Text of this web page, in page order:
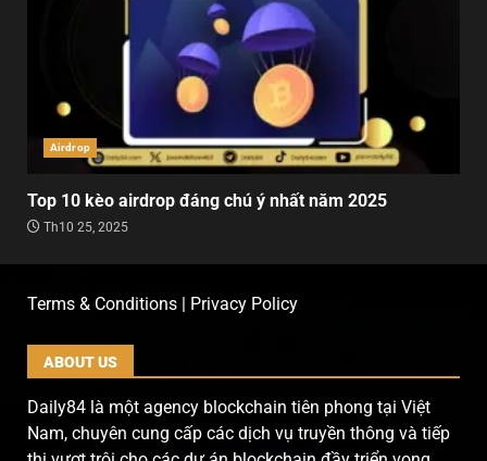
Airdrop
Top 10 kèo airdrop đáng chú ý nhất năm 2025
Th10 25, 2025
Terms & Conditions | Privacy Policy
ABOUT US
Daily84 là một agency blockchain tiên phong tại Việt
Nam, chuyên cung cấp các dịch vụ truyền thông và tiếp